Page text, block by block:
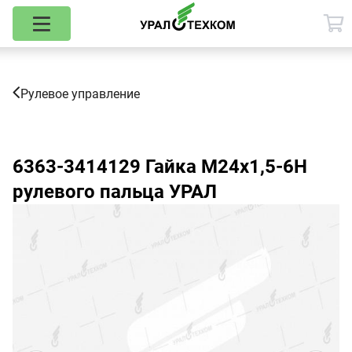
Рулевое управление
6363-3414129 Гайка М24х1,5-6Н
рулевого пальца УРАЛ